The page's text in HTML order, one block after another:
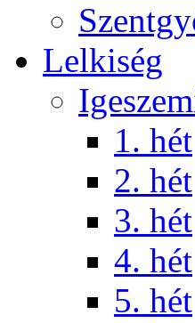
Lelkiség
1. hét
2. hét
3. hét
4. hét
5. hét